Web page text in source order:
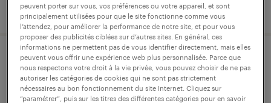
publié le 4 août 2026
référent supply chain secteur naval
(f/h)
peuvent porter sur vous, vos préférences ou votre appareil, et sont
principalement utilisées pour que le site fonctionne comme vous
l’attendez, pour améliorer la performance de notre site, et pour vous
proposer des publicités ciblées sur d’autres sites. En général, ces
informations ne permettent pas de vous identifier directement, mais elles
peuvent vous offrir une expérience web plus personnalisée. Parce que
nous respectons votre droit à la vie privée, vous pouvez choisir de ne pas
autoriser les catégories de cookies qui ne sont pas strictement
nécessaires au bon fonctionnement du site Internet. Cliquez sur
“paramétrer”, puis sur les titres des différentes catégories pour en savoir